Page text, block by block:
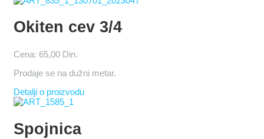
Okiten cev 3/4
Cena: 65,00 Din.
Prodaje se na dužni metar.
Detalji o proizvodu
Spojnica